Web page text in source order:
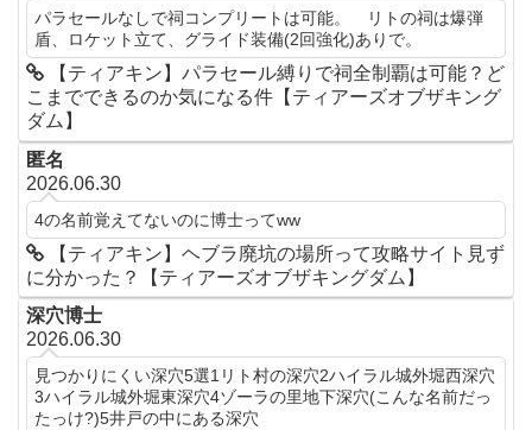
パラセールなしで祠コンプリートは可能。 リトの祠は爆弾
盾、ロケット立て、グライド装備(2回強化)ありで。
【ティアキン】パラセール縛りで祠全制覇は可能？ど
こまでできるのか気になる件【ティアーズオブザキング
ダム】
匿名
2026.06.30
4の名前覚えてないのに博士ってww
【ティアキン】ヘブラ廃坑の場所って攻略サイト見ず
に分かった？【ティアーズオブザキングダム】
深穴博士
2026.06.30
見つかりにくい深穴5選1リト村の深穴2ハイラル城外堀西深穴
3ハイラル城外堀東深穴4ゾーラの里地下深穴(こんな名前だっ
たっけ?)5井戸の中にある深穴